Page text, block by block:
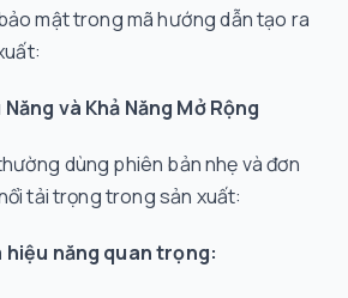
mật trong mã hướng dẫn tạo ra
và Khả Năng Mở Rộng
dùng phiên bản nhẹ và đơn
tải trọng trong sản xuất:
hiệu năng quan trọng: